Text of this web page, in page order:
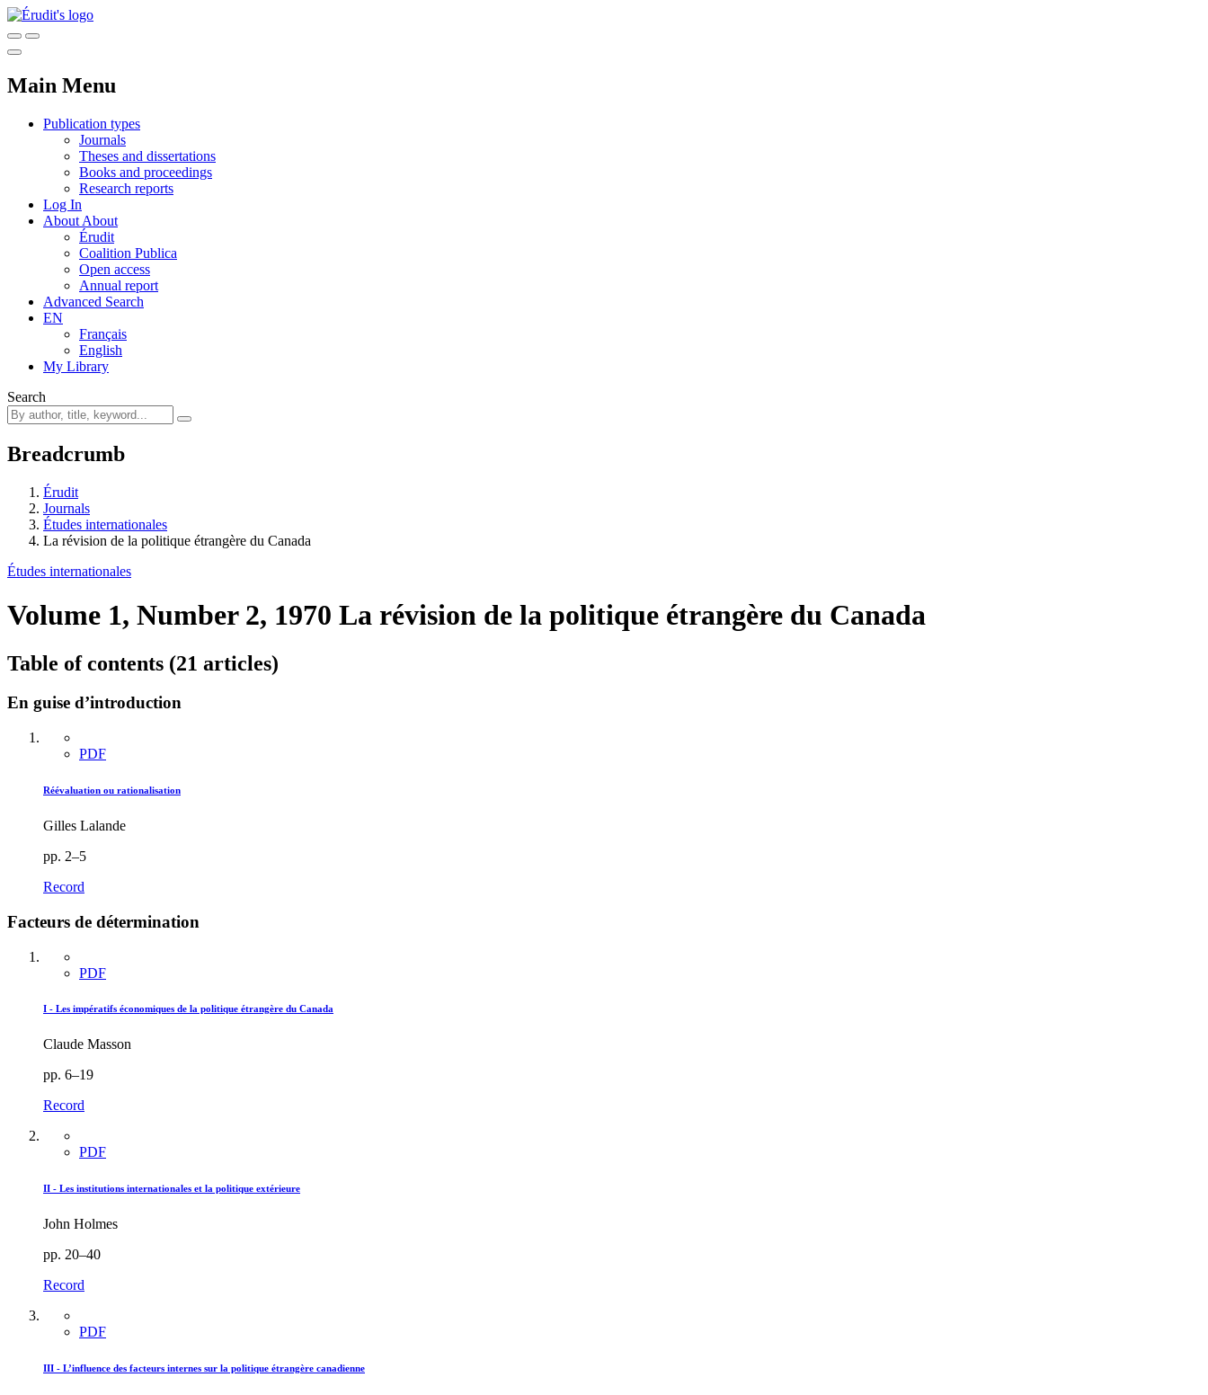
Main Menu
Publication types
Journals
Theses and dissertations
Books and proceedings
Research reports
Log In
About About
Érudit
Coalition Publica
Open access
Annual report
Advanced Search
EN
Français
English
My Library
Search
Breadcrumb
Érudit
Journals
Études internationales
La révision de la politique étrangère du Canada
Études internationales
Volume 1, Number 2, 1970 La révision de la politique étrangère du Canada
Table of contents (21 articles)
En guise d’introduction
PDF
Réévaluation ou rationalisation
Gilles Lalande
pp. 2–5
Record
Facteurs de détermination
PDF
I - Les impératifs économiques de la politique étrangère du Canada
Claude Masson
pp. 6–19
Record
PDF
II - Les institutions internationales et la politique extérieure
John Holmes
pp. 20–40
Record
PDF
III - L’influence des facteurs internes sur la politique étrangère canadienne